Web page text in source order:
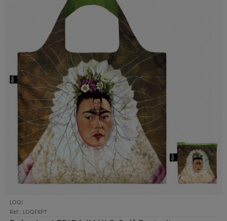
LOQI
Ref.: LOQFKPT